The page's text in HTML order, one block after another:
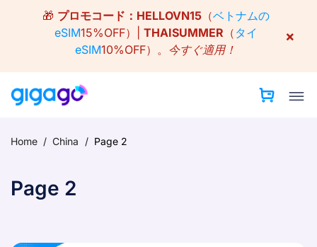
🎁 プロモコード： HELLOVN15（ベトナムの
eSIM15%OFF）| THAISUMMER （ タイ
eSIM10%OFF）。 今すぐ適用！
×
Home / China / Page 2
Page 2